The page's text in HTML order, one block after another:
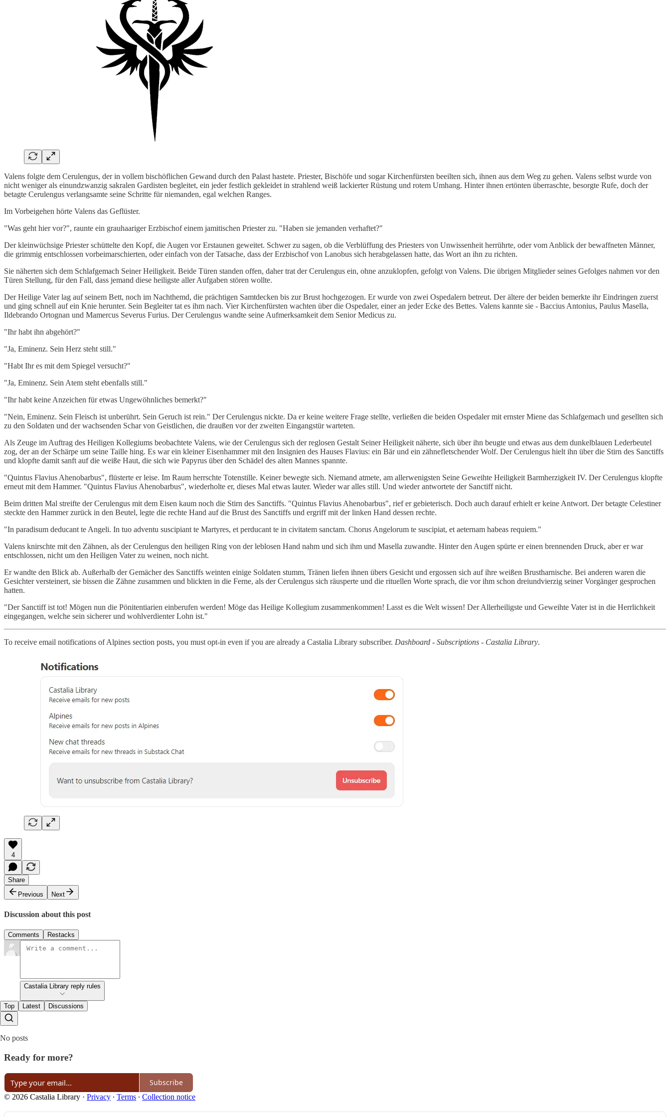
Valens folgte dem Cerulengus, der in vollem bischöflichen Gewand durch den Palast hastete. Priester, Bischöfe und sogar Kirchenfürsten beeilten sich, ihnen aus dem Weg zu gehen. Valens selbst wurde von
nicht weniger als einundzwanzig sakralen Gardisten begleitet, ein jeder festlich gekleidet in strahlend weiß lackierter Rüstung und rotem Umhang. Hinter ihnen ertönten überraschte, besorgte Rufe, doch der
betagte Cerulengus verlangsamte seine Schritte für niemanden, egal welchen Ranges.
Im Vorbeigehen hörte Valens das Geflüster.
"Was geht hier vor?", raunte ein grauhaariger Erzbischof einem jamitischen Priester zu. "Haben sie jemanden verhaftet?"
Der kleinwüchsige Priester schüttelte den Kopf, die Augen vor Erstaunen geweitet. Schwer zu sagen, ob die Verblüffung des Priesters von Unwissenheit herrührte, oder vom Anblick der bewaffneten Männer,
die grimmig entschlossen vorbeimarschierten, oder einfach von der Tatsache, dass der Erzbischof von Lanobus sich herabgelassen hatte, das Wort an ihn zu richten.
Sie näherten sich dem Schlafgemach Seiner Heiligkeit. Beide Türen standen offen, daher trat der Cerulengus ein, ohne anzuklopfen, gefolgt von Valens. Die übrigen Mitglieder seines Gefolges nahmen vor den
Türen Stellung, für den Fall, dass jemand diese heiligste aller Aufgaben stören wollte.
Der Heilige Vater lag auf seinem Bett, noch im Nachthemd, die prächtigen Samtdecken bis zur Brust hochgezogen. Er wurde von zwei Ospedalern betreut. Der ältere der beiden bemerkte ihr Eindringen zuerst
und ging schnell auf ein Knie herunter. Sein Begleiter tat es ihm nach. Vier Kirchenfürsten wachten über die Ospedaler, einer an jeder Ecke des Bettes. Valens kannte sie - Baccius Antonius, Paulus Masella,
Ildebrando Ortognan und Mamercus Severus Furius. Der Cerulengus wandte seine Aufmerksamkeit dem Senior Medicus zu.
"Ihr habt ihn abgehört?"
"Ja, Eminenz. Sein Herz steht still."
"Habt Ihr es mit dem Spiegel versucht?"
"Ja, Eminenz. Sein Atem steht ebenfalls still."
"Ihr habt keine Anzeichen für etwas Ungewöhnliches bemerkt?"
"Nein, Eminenz. Sein Fleisch ist unberührt. Sein Geruch ist rein." Der Cerulengus nickte. Da er keine weitere Frage stellte, verließen die beiden Ospedaler mit ernster Miene das Schlafgemach und gesellten sich
zu den Soldaten und der wachsenden Schar von Geistlichen, die draußen vor der zweiten Eingangstür warteten.
Als Zeuge im Auftrag des Heiligen Kollegiums beobachtete Valens, wie der Cerulengus sich der reglosen Gestalt Seiner Heiligkeit näherte, sich über ihn beugte und etwas aus dem dunkelblauen Lederbeutel
zog, der an der Schärpe um seine Taille hing. Es war ein kleiner Eisenhammer mit den Insignien des Hauses Flavius: ein Bär und ein zähnefletschender Wolf. Der Cerulengus hielt ihn über die Stirn des Sanctiffs
und klopfte damit sanft auf die weiße Haut, die sich wie Papyrus über den Schädel des alten Mannes spannte.
"Quintus Flavius Ahenobarbus", flüsterte er leise. Im Raum herrschte Totenstille. Keiner bewegte sich. Niemand atmete, am allerwenigsten Seine Geweihte Heiligkeit Barmherzigkeit IV. Der Cerulengus klopfte
erneut mit dem Hammer. "Quintus Flavius Ahenobarbus", wiederholte er, dieses Mal etwas lauter. Wieder war alles still. Und wieder antwortete der Sanctiff nicht.
Beim dritten Mal streifte der Cerulengus mit dem Eisen kaum noch die Stirn des Sanctiffs. "Quintus Flavius Ahenobarbus", rief er gebieterisch. Doch auch darauf erhielt er keine Antwort. Der betagte Celestiner
steckte den Hammer zurück in den Beutel, legte die rechte Hand auf die Brust des Sanctiffs und ergriff mit der linken Hand dessen rechte.
"In paradisum deducant te Angeli. In tuo adventu suscipiant te Martyres, et perducant te in civitatem sanctam. Chorus Angelorum te suscipiat, et aeternam habeas requiem."
Valens knirschte mit den Zähnen, als der Cerulengus den heiligen Ring von der leblosen Hand nahm und sich ihm und Masella zuwandte. Hinter den Augen spürte er einen brennenden Druck, aber er war
entschlossen, nicht um den Heiligen Vater zu weinen, noch nicht.
Er wandte den Blick ab. Außerhalb der Gemächer des Sanctiffs weinten einige Soldaten stumm, Tränen liefen ihnen übers Gesicht und ergossen sich auf ihre weißen Brustharnische. Bei anderen waren die
Gesichter versteinert, sie bissen die Zähne zusammen und blickten in die Ferne, als der Cerulengus sich räusperte und die rituellen Worte sprach, die vor ihm schon dreiundvierzig seiner Vorgänger gesprochen
hatten.
"Der Sanctiff ist tot! Mögen nun die Pönitentiarien einberufen werden! Möge das Heilige Kollegium zusammenkommen! Lasst es die Welt wissen! Der Allerheiligste und Geweihte Vater ist in die Herrlichkeit
eingegangen, welche sein sicherer und wohlverdienter Lohn ist."
To receive email notifications of Alpines section posts, you must opt-in even if you are already a Castalia Library subscriber. Dashboard - Subscriptions - Castalia Library.
4
Share
Previous
Next
Discussion about this post
Comments Restacks
Castalia Library reply rules
Top Latest Discussions
No posts
Ready for more?
Subscribe
© 2026 Castalia Library · Privacy ∙ Terms ∙ Collection notice